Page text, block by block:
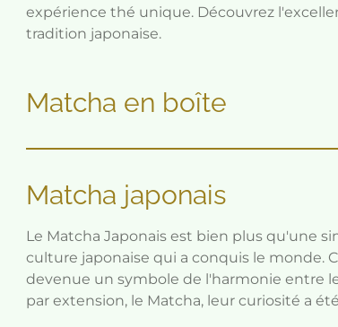
expérience thé unique. Découvrez
tradition japonaise.
Matcha en boîte
Matcha japonais
Le Matcha Japonais est bien plus qu'une
culture japonaise qui a conquis le monde.
devenue un symbole de l'harmonie entre
par extension, le Matcha, leur curiosité a